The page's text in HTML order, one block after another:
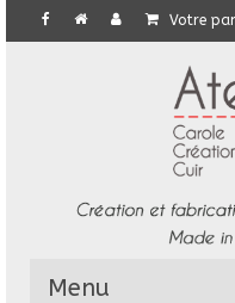
Votre
Menu